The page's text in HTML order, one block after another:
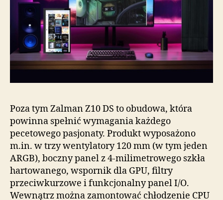
Poza tym Zalman Z10 DS to obudowa, która
powinna spełnić wymagania każdego
pecetowego pasjonaty. Produkt wyposażono
m.in. w trzy wentylatory 120 mm (w tym jeden
ARGB), boczny panel z 4-milimetrowego szkła
hartowanego, wspornik dla GPU, filtry
przeciwkurzowe i funkcjonalny panel I/O.
Wewnątrz można zamontować chłodzenie CPU